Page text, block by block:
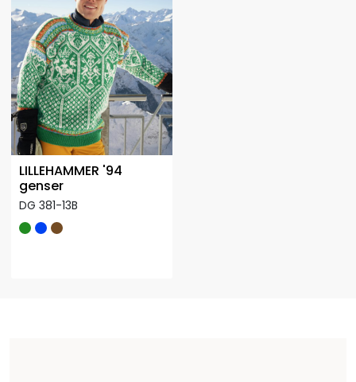
LILLEHAMMER '94
genser
DG 381-13B